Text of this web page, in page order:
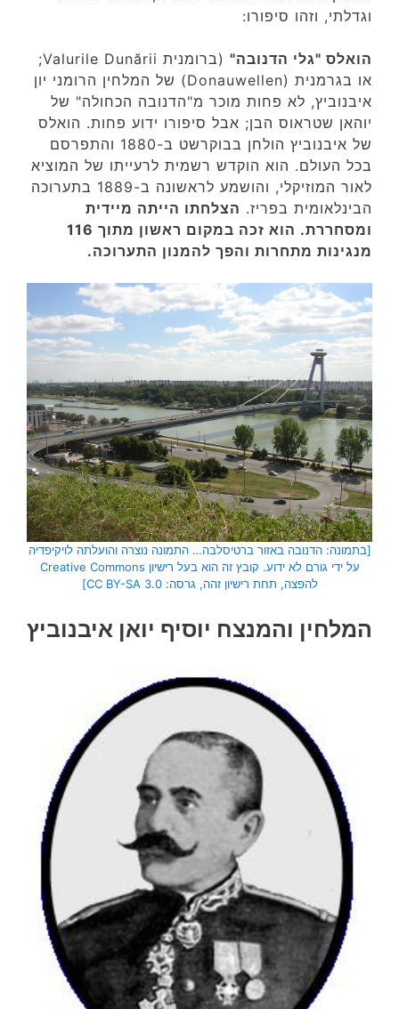
וגדלתי, וזהו סיפורו:
הואלס "גלי הדנובה"
(ברומנית Valurile Dunării;
או בגרמנית (Donauwellen) של המלחין הרומני יון
איבנוביץ, לא פחות מוכר מ"הדנובה הכחולה" של
יוהאן שטראוס הבן; אבל סיפורו ידוע פחות. הואלס
של איבנוביץ הולחן בבוקרשט ב-1880 והתפרסם
בכל העולם. הוא הוקדש רשמית לרעייתו של המוציא
לאור המוזיקלי, והושמע לראשונה ב-1889 בתערוכה
הבינלאומית בפריז. הצלחתו הייתה מיידית
ומסחררת. הוא זכה במקום ראשון מתוך 116
מנגינות מתחרות והפך להמנון התערוכה.
[בתמונה: הדנובה באזור ברטיסלבה… התמונה נוצרה והועלתה לויקיפדיה
על ידי גורם לא ידוע. קובץ זה הוא בעל רישיון Creative Commons
להפצה, תחת רישיון זהה, גרסה: CC BY-SA 3.0]
המלחין והמנצח יוסיף יואן איבנוביץ